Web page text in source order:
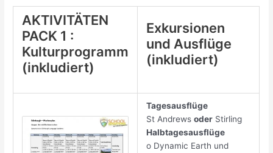
AKTIVITÄTEN
PACK 1 :
Kulturprogramm
(inkludiert)
Exkursionen
und Ausflüge
(inkludiert)
Tagesausflüge
St Andrews oderStirling
Halbtagesausflüge
o Dynamic Earth und